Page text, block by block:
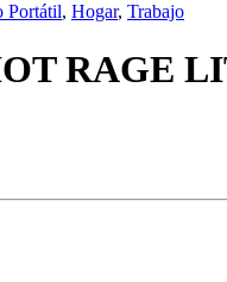
Portátil, Hogar, Trabajo
RAGE